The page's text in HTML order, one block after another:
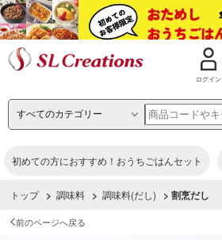
ログイン
初めての方におすすめ！おうちごはんセット
トップ > 調味料 > 調味料(だし) > 割烹だし
前のページへ戻る